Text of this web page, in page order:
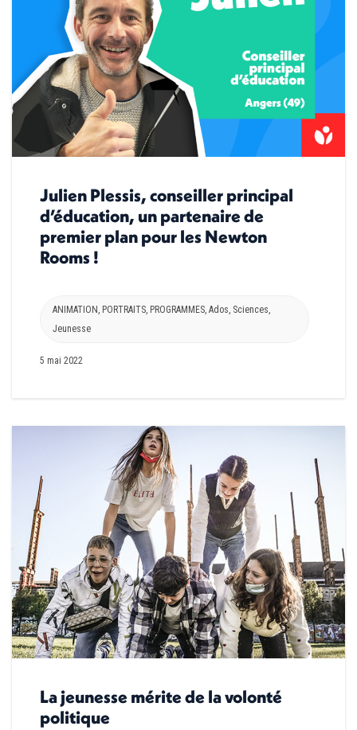
Julien Plessis, conseiller principal
d’éducation, un partenaire de
premier plan pour les Newton
Rooms !
ANIMATION PORTRAITS PROGRAMMES Ados Sciences
Jeunesse
5 mai 2022
La jeunesse mérite de la volonté
politique